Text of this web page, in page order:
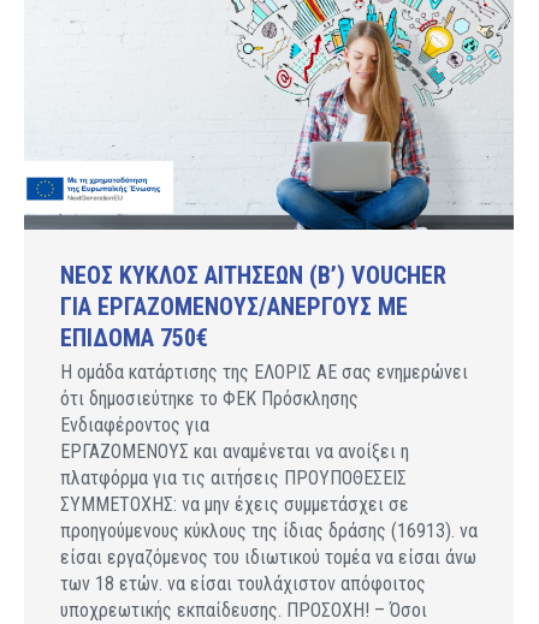
ΝΕΟΣ ΚΥΚΛΟΣ ΑΙΤΗΣΕΩΝ (Β’) VOUCHER
ΓΙΑ ΕΡΓΑΖΟΜΕΝΟΥΣ/ΑΝΕΡΓΟΥΣ ΜΕ
ΕΠΙΔΟΜΑ 750€
Η ομάδα κατάρτισης της ΕΛΟΡΙΣ ΑΕ σας ενημερώνει
ότι δημοσιεύτηκε το ΦΕΚ Πρόσκλησης
Ενδιαφέροντος για
ΕΡΓΑΖΟΜΕΝΟΥΣ και αναμένεται να ανοίξει η
πλατφόρμα για τις αιτήσεις ΠΡΟΥΠΟΘΕΣΕΙΣ
ΣΥΜΜΕΤΟΧΗΣ: να μην έχεις συμμετάσχει σε
προηγούμενους κύκλους της ίδιας δράσης (16913). να
είσαι εργαζόμενος του ιδιωτικού τομέα να είσαι άνω
των 18 ετών. να είσαι τουλάχιστον απόφοιτος
υποχρεωτικής εκπαίδευσης. ΠΡΟΣΟΧΗ! – Όσοι